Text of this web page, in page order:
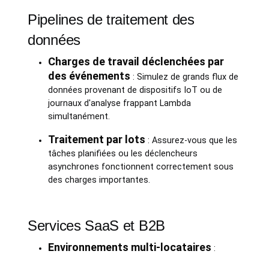
Pipelines de traitement des
données
Charges de travail déclenchées par
des événements : Simulez de grands flux de
données provenant de dispositifs IoT ou de
journaux d'analyse frappant Lambda
simultanément.
Traitement par lots : Assurez-vous que les
tâches planifiées ou les déclencheurs
asynchrones fonctionnent correctement sous
des charges importantes.
Services SaaS et B2B
Environnements multi-locataires :